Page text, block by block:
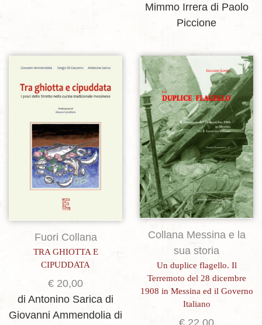
Mimmo Irrera di Paolo
Piccione
Aggiungi alla lista dei desideri
Fuori Collana
TRA GHIOTTA E
CIPUDDATA
€ 20,00
di Antonino Sarica di
Giovanni Ammendolia di
Aggiungi alla lista dei desideri
Collana Messina e la
sua storia
Un duplice flagello. Il
Terremoto del 28 dicembre
1908 in Messina ed il Governo
Italiano
€ 22,00